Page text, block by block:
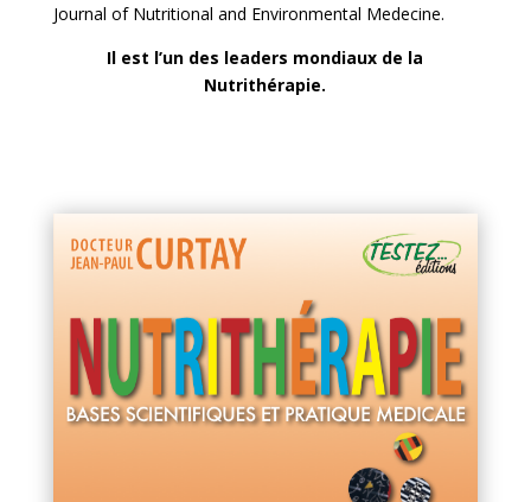
Journal of Nutritional and Environmental Medecine.
Il est l’un des leaders mondiaux de la
Nutrithérapie.